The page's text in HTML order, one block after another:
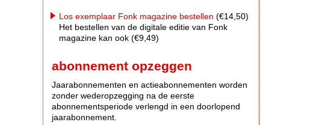
Los exemplaar Fonk magazine bestellen (€14,50)
Het bestellen van de digitale editie van Fonk
magazine kan ook (€9,49)
abonnement opzeggen
Jaarabonnementen en actieabonnementen worden
zonder wederopzegging na de eerste
abonnementsperiode verlengd in een doorlopend
jaarabonnement.